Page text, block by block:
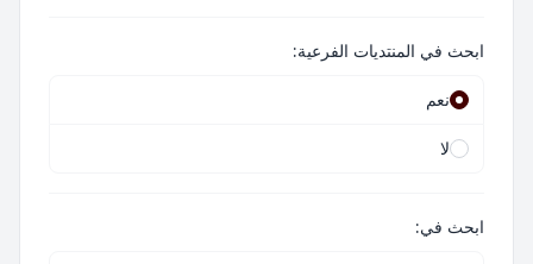
ابحث في المنتديات الفرعية:
نعم
لا
ابحث في: